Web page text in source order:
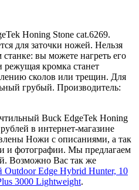
Honing Stone cat.6269.
для заточки ножей. Нельзя
вы можете нагреть его
режущая кромка станет
сколов или трещин. Для
грубый. Производитель:
Buck EdgeTek Honing
в интернет-магазине
Ножи с описаниями, а так
и фотографии. Мы предлагаем
Возможно Вас так же
Edge Hybrid Hunter, 10
3000 Lightweight.